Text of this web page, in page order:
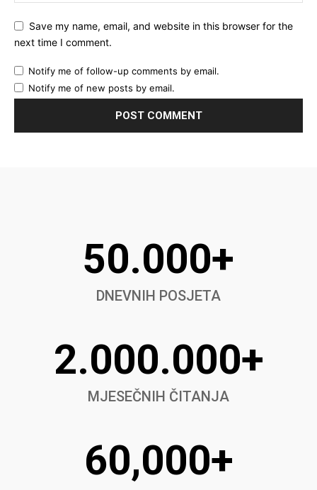
Save my name, email, and website in this browser for the
next time I comment.
Notify me of follow-up comments by email.
Notify me of new posts by email.
50.000+
DNEVNIH POSJETA
2.000.000+
MJESEČNIH ČITANJA
60,000+